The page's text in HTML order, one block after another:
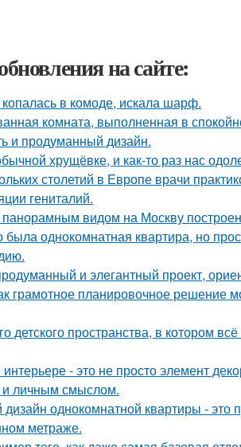
на сайте:
в комоде, искала шарф.
комната, выполненная в
и продуманный дизайн.
хрущёвке, и как-то раз нас
столетий в Европе врачи
гениталий.
видом на Москву
была однокомнатная квартира, но
и элегантный проект,
грамотное планировочное решение
детского пространства, в котором
- это не просто элемент
личным смыслом.
однокомнатной квартиры - это
метраже.